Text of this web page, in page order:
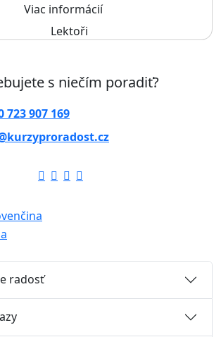
Viac informácií
s niečím poradiť?
723 907 169
radosť